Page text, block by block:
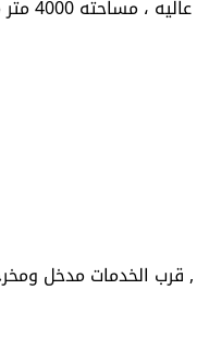
مميز جدا ، للتواصل...